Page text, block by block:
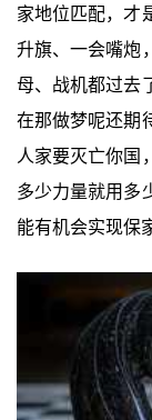
家地位匹配，才
升旗、一会嘴炮
母、战机都过去
在那做梦呢还期
人家要灭亡你国
多少力量就用多
能有机会实现保